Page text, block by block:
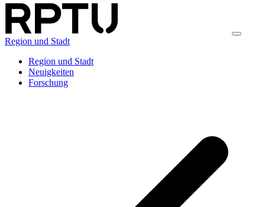
Region und Stadt
Region und Stadt
Neuigkeiten
Forschung